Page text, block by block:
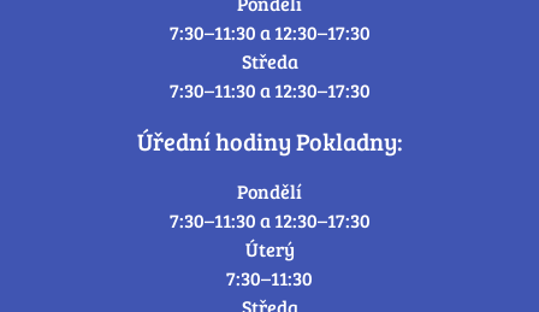
7:30–11:30 a 12:30–17:30
Středa
7:30–11:30 a 12:30–17:30
Úřední hodiny Pokladny:
Pondělí
7:30–11:30 a 12:30–17:30
Úterý
7:30–11:30
Středa